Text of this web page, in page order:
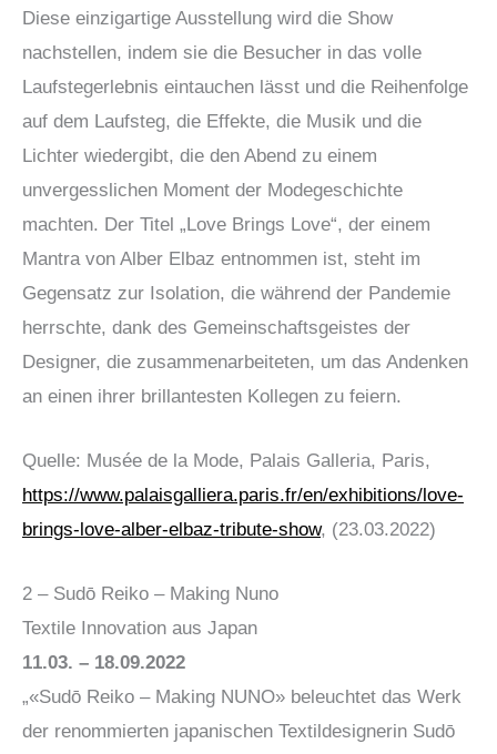
Diese einzigartige Ausstellung wird die Show
nachstellen, indem sie die Besucher in das volle
Laufstegerlebnis eintauchen lässt und die Reihenfolge
auf dem Laufsteg, die Effekte, die Musik und die
Lichter wiedergibt, die den Abend zu einem
unvergesslichen Moment der Modegeschichte
machten. Der Titel „Love Brings Love“, der einem
Mantra von Alber Elbaz entnommen ist, steht im
Gegensatz zur Isolation, die während der Pandemie
herrschte, dank des Gemeinschaftsgeistes der
Designer, die zusammenarbeiteten, um das Andenken
an einen ihrer brillantesten Kollegen zu feiern.
Quelle: Musée de la Mode, Palais Galleria, Paris,
https://www.palaisgalliera.paris.fr/en/exhibitions/love-
brings-love-alber-elbaz-tribute-show, (23.03.2022)
2 – Sudō Reiko – Making Nuno
Textile Innovation aus Japan
11.03. – 18.09.2022
„«Sudō Reiko – Making NUNO» beleuchtet das Werk
der renommierten japanischen Textildesignerin Sudō